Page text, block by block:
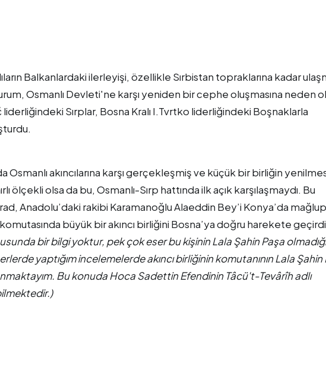
Balkanlardaki ilerleyişi, özellikle Sırbistan topraklarına kadar
Osmanlı Devleti'ne karşı yeniden bir cephe oluşmasına neden
Sırplar, Bosna Kralı I.Tvrtko liderliğindeki Boşnaklarla
Osmanlı akıncılarına karşı gerçekleşmiş ve küçük bir birliğin
ölçekli olsa da bu, Osmanlı-Sırp hattında ilk açık karşılaşmaydı. Bu
Anadolu’daki rakibi Karamanoğlu Alaeddin Bey’i Konya’da mağlup
büyük bir akıncı birliğini Bosna’ya doğru harekete
bir bilgi yoktur, pek çok eser bu kişinin Lala Şahin Paşa
yaptığım incelemelerde akıncı birliğinin komutanının Lala Şahin
Bu konuda Hoca Sadettin Efendinin Tâcü't-Tevârîh adlı